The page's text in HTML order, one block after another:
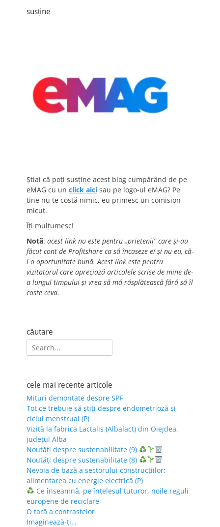
susține
Știai că poți susține acest blog cumpărând de pe
eMAG cu un click aici sau pe logo-ul eMAG? Pe
tine nu te costă nimic, eu primesc un comision
micuț.
Îți mulțumesc!
Notă: acest link nu este pentru „prietenii” care și-au
făcut cont de Profitshare ca să încaseze ei și nu eu, că-
i o oportunitate bună. Acest link este pentru
vizitatorul care apreciază articolele scrise de mine de-
a lungul timpului și vrea să mă răsplătească fără să îl
coste ceva.
căutare
Search
for:
cele mai recente articole
Mituri demontate despre SPF
Tot ce trebuie să știți despre endometrioză și
ciclul menstrual (P)
Vizită la fabrica Lactalis (Albalact) din Oiejdea,
județul Alba
Noutăți despre sustenabilitate (9)
Noutăți despre sustenabilitate (8)
Nevoia de bază a sectorului construcțiilor:
alimentarea cu energie electrică (P)
Ce înseamnă, pe înțelesul tuturor, noile reguli
europene de reciclare
O țară a contrastelor
Imaginează-ți…